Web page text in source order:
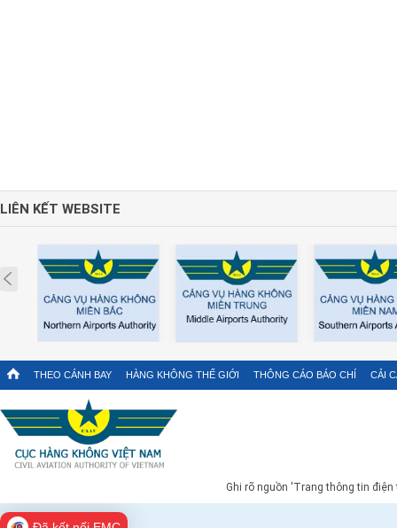
LIÊN KẾT WEBSITE
Prev
THEO CÁNH BAY HÀNG KHÔNG THẾ GIỚI THÔNG CÁO BÁO CHÍ CẢI
Ghi rõ nguồn 'Trang thông tin